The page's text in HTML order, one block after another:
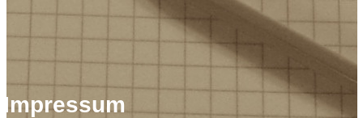
Impressum